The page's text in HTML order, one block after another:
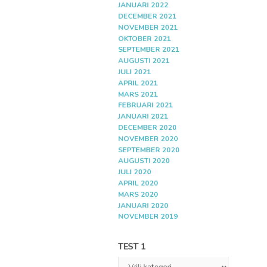
JANUARI 2022
DECEMBER 2021
NOVEMBER 2021
OKTOBER 2021
SEPTEMBER 2021
AUGUSTI 2021
JULI 2021
APRIL 2021
MARS 2021
FEBRUARI 2021
JANUARI 2021
DECEMBER 2020
NOVEMBER 2020
SEPTEMBER 2020
AUGUSTI 2020
JULI 2020
APRIL 2020
MARS 2020
JANUARI 2020
NOVEMBER 2019
TEST 1